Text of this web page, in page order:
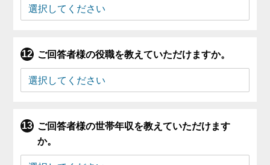
ご回答者様の役職を教えていただけますか。
ご回答者様の世帯年収を教えていただけます
か。